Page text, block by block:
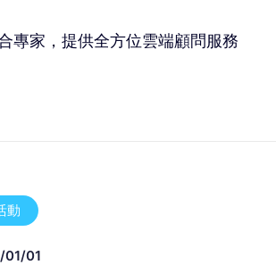
專家，提供全方位雲端顧問服務
動
01/01